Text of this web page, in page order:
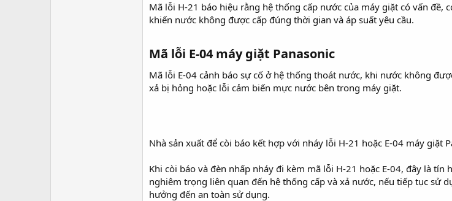
Mã lỗi H-21 báo hiệu rằng hệ thống cấp nước của máy giặt có vấn
khiến nước không được cấp đúng thời gian và áp suất yêu cầu.
Mã lỗi E-04 máy giặt Panasonic
Mã lỗi E-04 cảnh báo sự cố ở hệ thống thoát nước, khi nước không
xả bị hỏng hoặc lỗi cảm biến mực nước bên trong máy giặt.
Nhà sản xuất để còi báo kết hợp với nháy lỗi H-21 hoặc E-04 máy giặt
Khi còi báo và đèn nhấp nháy đi kèm mã lỗi H-21 hoặc E-04, đây là
nghiêm trọng liên quan đến hệ thống cấp và xả nước, nếu tiếp tục sử
hưởng đến an toàn sử dụng.